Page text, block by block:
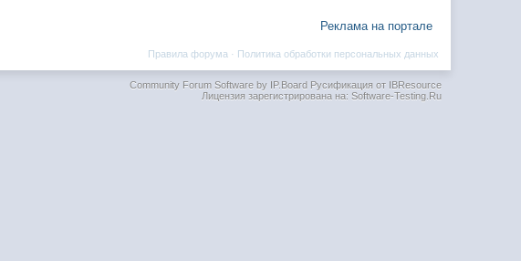
Реклама на портале
Политика обработки персональных данных
Правила форума ·
Community Forum Software by IP.BoardРусификация от IBResource
Лицензия зарегистрирована на: Software-Testing.Ru